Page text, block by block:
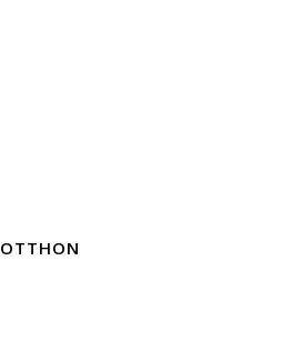
OTTHON